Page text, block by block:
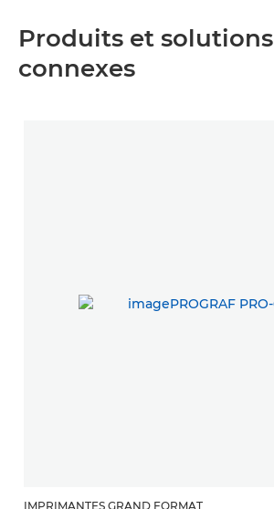
Produits et solutions
connexes
IMPRIMANTES GRAND FORMAT